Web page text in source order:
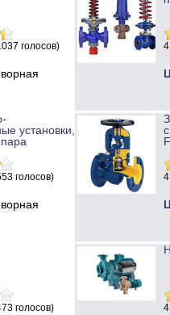
голосов)
установки,
голосов)
голосов)